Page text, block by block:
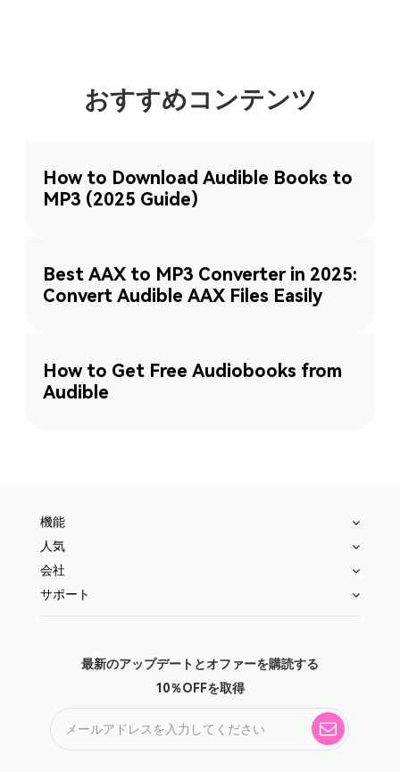
おすすめコンテンツ
How to Download Audible Books to
MP3 (2025 Guide)
Best AAX to MP3 Converter in 2025:
Convert Audible AAX Files Easily
How to Get Free Audiobooks from
Audible
機能
人気
会社
サポート
最新のアップデートとオファーを購読する
10％OFFを取得